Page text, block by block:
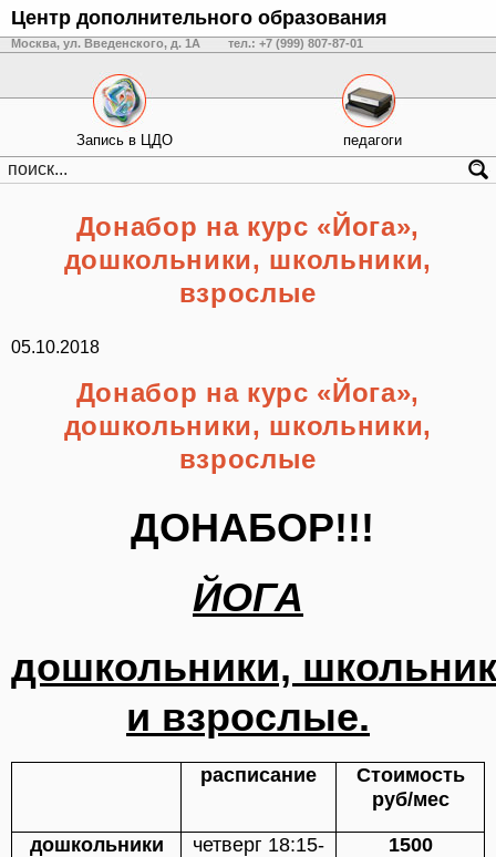
Центр дополнительного образования
Москва, ул. Введенского, д. 1А тел.: +7 (999) 807-87-01
Запись в ЦДО педагоги
Донабор на курс «Йога»,
дошкольники, школьники,
взрослые
05.10.2018
Донабор на курс «Йога»,
дошкольники, школьники,
взрослые
ДОНАБОР!!!
ЙОГА
дошкольники,
и взрослые.
расписание
Стоимость
руб/мес
дошкольники
четверг 18:15-
1500